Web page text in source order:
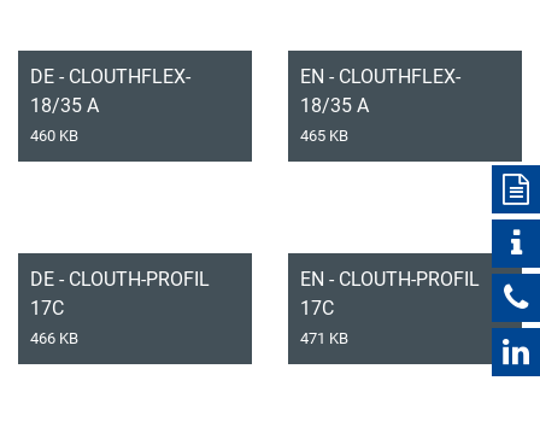
DE - CLOUTHFLEX-
18/35 A
460 KB
EN - CLOUTHFLEX-
18/35 A
465 KB
DE - CLOUTH-PROFIL
17C
466 KB
EN - CLOUTH-PROFIL
17C
471 KB